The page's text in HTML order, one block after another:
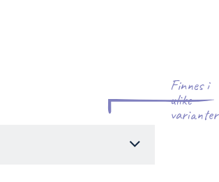
Finnes i
ulike
varianter